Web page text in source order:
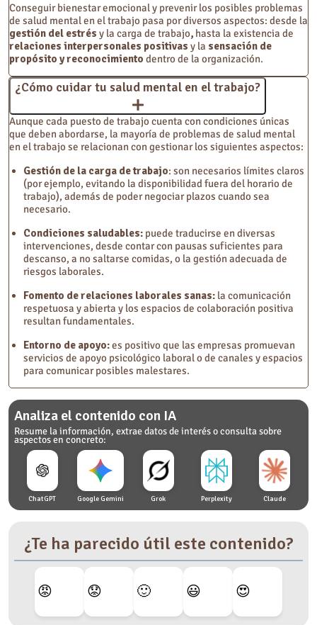
Conseguir bienestar emocional y prevenir los posibles problemas
de salud mental en el trabajo pasa por diversos aspectos: desde la
gestión del estrés y la carga de trabajo, hasta la existencia de
relaciones interpersonales positivas y la sensación de
propósito y reconocimiento dentro de la organización.
¿Cómo cuidar tu salud mental en el trabajo?
Aunque cada puesto de trabajo cuenta con condiciones únicas
que deben abordarse, la mayoría de problemas de salud mental
en el trabajo se relacionan con gestionar los siguientes aspectos:
Gestión de la carga de trabajo: son necesarios límites claros
(por ejemplo, evitando la disponibilidad fuera del horario de
trabajo), además de poder negociar plazos cuando sea
necesario.
Condiciones saludables: puede traducirse en diversas
intervenciones, desde contar con pausas suficientes para
descanso, a no saltarse comidas, o la gestión adecuada de
riesgos laborales.
Fomento de relaciones laborales sanas: la comunicación
respetuosa y abierta y los espacios de colaboración positiva
resultan fundamentales.
Entorno de apoyo:es positivo que las empresas promuevan
servicios de apoyo psicológico laboral o de canales y espacios
para comunicar posibles malestares.
Analiza el contenido con IA
Resume la información, extrae datos de interés o consulta sobre
aspectos en concreto:
ChatGPT Google Gemini Grok Perplexity Claude
¿Te ha parecido útil este contenido?
😡 😟 🙂 😃 😍